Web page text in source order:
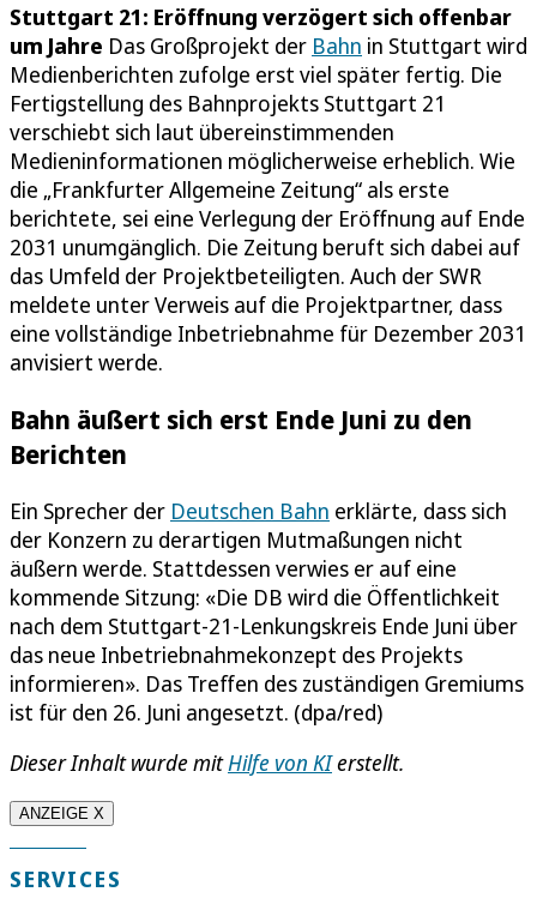
Stuttgart 21: Eröffnung verzögert sich offenbar
um Jahre Das Großprojekt der Bahn in Stuttgart wird
Medienberichten zufolge erst viel später fertig. Die
Fertigstellung des Bahnprojekts Stuttgart 21
verschiebt sich laut übereinstimmenden
Medieninformationen möglicherweise erheblich. Wie
die „Frankfurter Allgemeine Zeitung“ als erste
berichtete, sei eine Verlegung der Eröffnung auf Ende
2031 unumgänglich. Die Zeitung beruft sich dabei auf
das Umfeld der Projektbeteiligten. Auch der SWR
meldete unter Verweis auf die Projektpartner, dass
eine vollständige Inbetriebnahme für Dezember 2031
anvisiert werde.
Bahn äußert sich erst Ende Juni zu den
Berichten
Ein Sprecher der Deutschen Bahn erklärte, dass sich
der Konzern zu derartigen Mutmaßungen nicht
äußern werde. Stattdessen verwies er auf eine
kommende Sitzung: «Die DB wird die Öffentlichkeit
nach dem Stuttgart-21-Lenkungskreis Ende Juni über
das neue Inbetriebnahmekonzept des Projekts
informieren». Das Treffen des zuständigen Gremiums
ist für den 26. Juni angesetzt. (dpa/red)
Dieser Inhalt wurde mitHilfe von KIerstellt.
ANZEIGE X
SERVICES